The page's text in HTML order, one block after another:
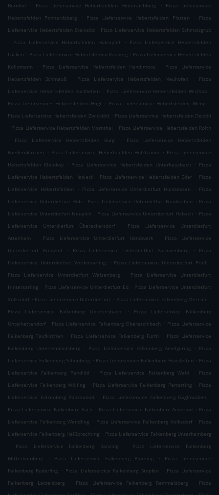
Bernhof
. Pizza Lieferservice Hebertsfelden Hinteraichberg .
Pizza Lieferservice
Hebertsfelden Ponhardsberg
. Pizza Lieferservice Hebertsfelden Platten .
Pizza
Lieferservice Hebertsfelden Steinsöd . Pizza Lieferservice Hebertsfelden Schmalzgrub
.
Pizza Lieferservice Hebertsfelden Holzapfel .
Pizza Lieferservice Hebertsfelden
Lacken . Pizza Lieferservice Hebertsfelden Käsberg . Pizza Lieferservice Hebertsfelden
Kollomann
. Pizza Lieferservice Hebertsfelden Handlmoos .
Pizza Lieferservice
Hebertsfelden Schmauß
. Pizza Lieferservice Hebertsfelden Neuhofen .
Pizza
Lieferservice Hebertsfelden Kochlehen
. Pizza Lieferservice Hebertsfelden Wislhub .
Pizza Lieferservice Hebertsfelden Högl
. Pizza Lieferservice Hebertsfelden Wengl
.
Pizza Lieferservice Hebertsfelden Zwicklöd . Pizza Lieferservice Hebertsfelden Delzöd
. Pizza Lieferservice Hebertsfelden Mornthal . Pizza Lieferservice Hebertsfelden Roith
.
Pizza Lieferservice Hebertsfelden Burg .
Pizza Lieferservice Hebertsfelden
Niedernkirchen
. Pizza Lieferservice Hebertsfelden Holzhamm . Pizza Lieferservice
Hebertsfelden Kleinkay
. Pizza Lieferservice Hebertsfelden Unterhausbach . Pizza
Lieferservice Hebertsfelden Hasleck . Pizza Lieferservice Hebertsfelden Eder . Pizza
Lieferservice Hebertsfelden
. Pizza Lieferservice Unterdietfurt Huldsessen . Pizza
Lieferservice Unterdietfurt Hub . Pizza Lieferservice Unterdietfurt Neukirchen . Pizza
Lieferservice Unterdietfurt Neuaich . Pizza Lieferservice Unterdietfurt Habach . Pizza
Lieferservice Unterdietfurt Überackersdorf
.
Pizza Lieferservice Unterdietfurt
Attenham
. Pizza Lieferservice Unterdietfurt Handwerk .
Pizza Lieferservice
Unterdietfurt Kreuzöd
. Pizza Lieferservice Unterdietfurt Sprinzenberg .
Pizza
Lieferservice Unterdietfurt Vordersarling
. Pizza Lieferservice Unterdietfurt Prüll
.
Pizza Lieferservice Unterdietfurt Waisenberg
.
Pizza Lieferservice Unterdietfurt
Hintersarling . Pizza Lieferservice Unterdietfurt Ed . Pizza Lieferservice Unterdietfurt
Volksdorf . Pizza Lieferservice Unterdietfurt . Pizza Lieferservice Falkenberg Mertsee .
Pizza Lieferservice Falkenberg Untereisbach
.
Pizza Lieferservice Falkenberg
Unterkettendorf . Pizza Lieferservice Falkenberg Obereschlbach . Pizza Lieferservice
Falkenberg Taufkirchen
. Pizza Lieferservice Falkenberg Furth . Pizza Lieferservice
Falkenberg Unterremmelsberg
. Pizza Lieferservice Falkenberg Amelgering . Pizza
Lieferservice Falkenberg Schönberg . Pizza Lieferservice Falkenberg Hausleiten . Pizza
Lieferservice Falkenberg Pendlöd
. Pizza Lieferservice Falkenberg Wald .
Pizza
Lieferservice Falkenberg Wölfing
. Pizza Lieferservice Falkenberg Perterting . Pizza
Lieferservice Falkenberg Ponzaunöd
. Pizza Lieferservice Falkenberg Guglmucken
.
Pizza Lieferservice Falkenberg Bach . Pizza Lieferservice Falkenberg Amersöd . Pizza
Lieferservice Falkenberg Wendling . Pizza Lieferservice Falkenberg Volksdorf . Pizza
Lieferservice Falkenberg Heißprechting . Pizza Lieferservice Falkenberg Unterhamberg
.
Pizza Lieferservice Falkenberg Ranzing .
Pizza Lieferservice Falkenberg
Mitterhamberg
. Pizza Lieferservice Falkenberg Plöcking .
Pizza Lieferservice
Falkenberg Ruderfing
. Pizza Lieferservice Falkenberg Stopfen . Pizza Lieferservice
Falkenberg Latzelsberg
. Pizza Lieferservice Falkenberg Remmelsberg .
Pizza